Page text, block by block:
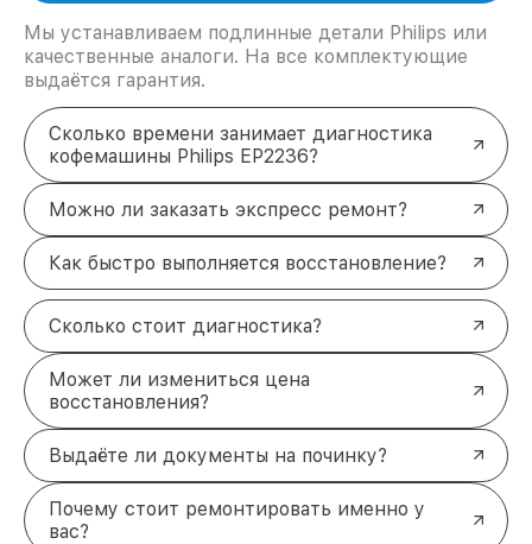
Мы устанавливаем подлинные детали Philips или
качественные аналоги. На все комплектующие
выдаётся гарантия.
Сколько времени занимает диагностика
кофемашины Philips EP2236?
Можно ли заказать экспресс ремонт?
Как быстро выполняется восстановление?
Сколько стоит диагностика?
Может ли измениться цена
восстановления?
Выдаёте ли документы на починку?
Почему стоит ремонтировать именно у
вас?